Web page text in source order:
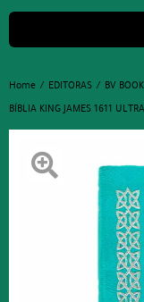
Home EDITORAS
BV
BÍBLIA KING JAMES 1611